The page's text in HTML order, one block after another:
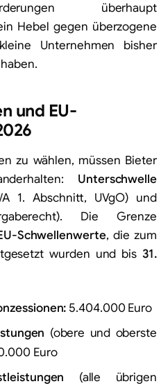
überhaupt
Hebel gegen überzogene
Unternehmen bisher
und EU-
zu wählen, müssen Bieter
Unterschwelle
A 1. Abschnitt, UVgO) und
Die Grenze
Schwellenwerte, die zum
wurden und bis31.
5.404.000 Euro
(obere und oberste
Euro
(alle übrigen